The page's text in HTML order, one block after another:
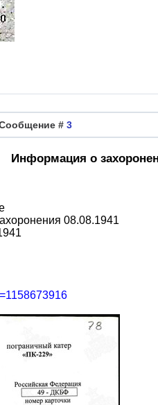
# 3
Информация о
08.08.1941